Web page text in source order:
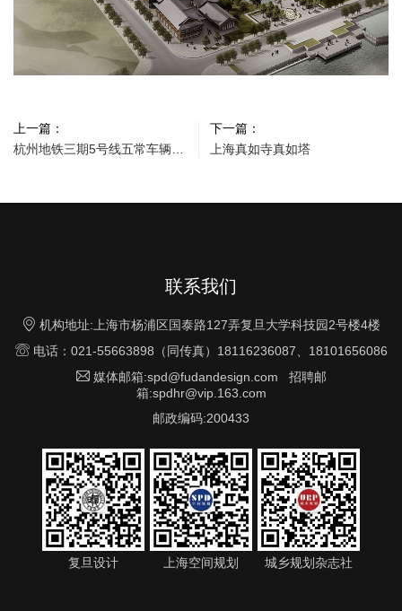
上一篇：
下一篇：
上海真如寺真如塔
联系我们
 机构地址:上海市杨浦区国泰路127弄复旦大学科技园2号楼4楼
电话：021-55663898（同传真）18116236087、18101656086
 媒体邮箱:spd@fudandesign.com 招聘邮
箱:spdhr@vip.163.com
邮政编码:200433
复旦设计 上海空间规划 城乡规划杂志社